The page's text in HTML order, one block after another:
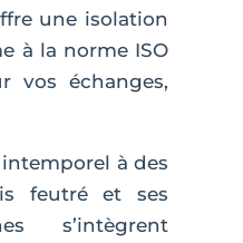
une isolation
à la norme ISO
vos échanges,
à des
feutré et ses
s’intègrent